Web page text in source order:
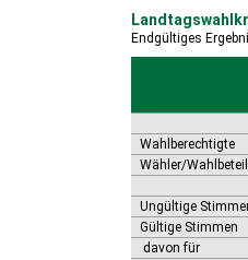
Endgültiges
Wahlberechtigte
Wähler/
Ungültige
Gültige Stimmen
davon für